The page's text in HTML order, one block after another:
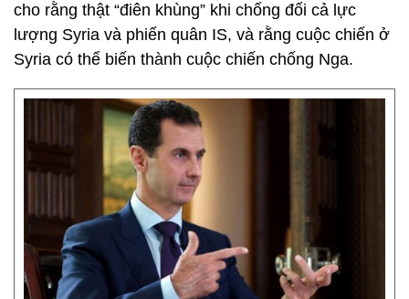
cho rằng thật “điên khùng” khi chống đối cả lực
lượng Syria và phiến quân IS, và rằng cuộc chiến ở
Syria có thể biến thành cuộc chiến chống Nga.